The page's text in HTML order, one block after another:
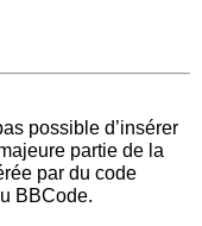
possible d’insérer
partie de la
par du code
BBCode.